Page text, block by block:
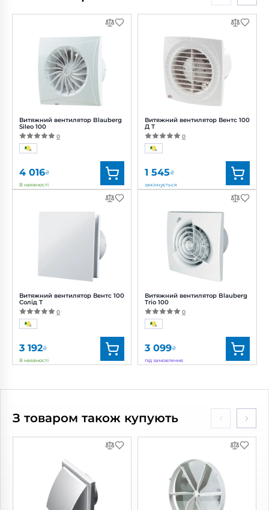
Витяжний вентилятор Blauberg
Sileo 100
0
4 016₴
В наявності
Blauberg
0687909832
100 мм
7.5 Вт
25 дБ(А)
Витяжний вентилятор Вентс 100
Солід Т
0
3 192₴
В наявності
Артикул: 0688063190
Потужність:
8 Вт
27 дБ(А)
Витяжний вентилятор Вентс 100
Д Т
0
1 545₴
закінчується
Вентс
Артикул:
Діаметр:
100 мм
Потужність:
14 Вт
Рівень
шуму:
Витяжний вентилятор Blauberg
Trio 100
0
3 099₴
під замовлення
Артикул: 0688222070
100 мм
Потужність:
29 дБ(А)
З товаром також купують